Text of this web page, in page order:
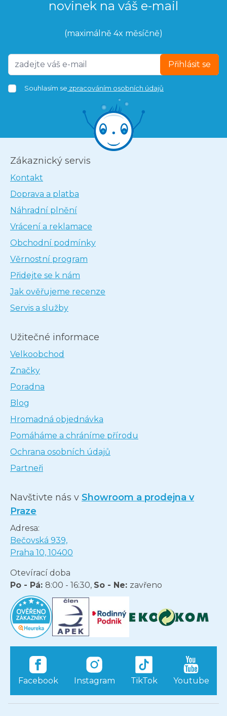
novinek na váš e-mail
(maximálně 4x měsíčně)
Přihlásit se
Souhlasím se zpracováním osobních údajů
Zákaznický servis
Kontakt
Doprava a platba
Náhradní plnění
Vrácení a reklamace
Obchodní podmínky
Věrnostní program
Přidejte se k nám
Jak ověřujeme recenze
Servis a služby
Užitečné informace
Velkoobchod
Značky
Poradna
Blog
Hromadná objednávka
Pomáháme a chráníme přírodu
Ochrana osobních údajů
Partneři
Navštivte nás v Showroom a prodejna v
Praze
Adresa:
Bečovská 939,
Praha 10, 10400
Otevírací doba
Po - Pá: 8:00 - 16:30, So - Ne: zavřeno
Facebook Instagram TikTok Youtube